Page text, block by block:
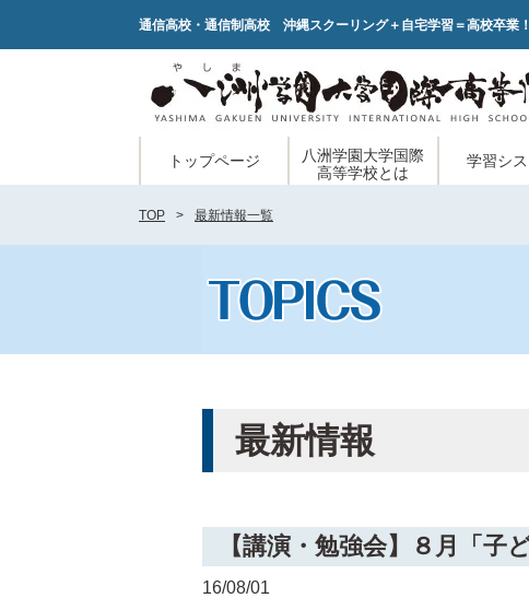
通信高校・通信制高校 沖縄スクーリング＋自宅学習＝高校卒業！
トップページ
八洲学園大学国際
高等学校とは
学習シ
TOP 最新情報一覧
最新情報
【講演・勉強会】８月「
16/08/01